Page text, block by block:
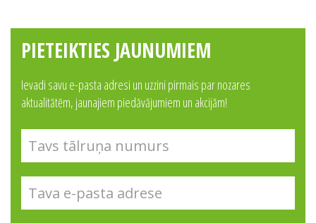
PIETEIKTIES JAUNUMIEM
Ievadi savu e-pasta adresi un uzzini pirmais par nozares
aktualitātēm, jaunajiem piedāvājumiem un akcijām!